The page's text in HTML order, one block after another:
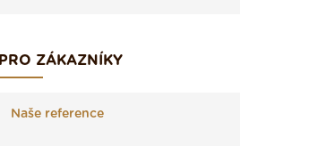
PRO ZÁKAZNÍKY
Naše reference